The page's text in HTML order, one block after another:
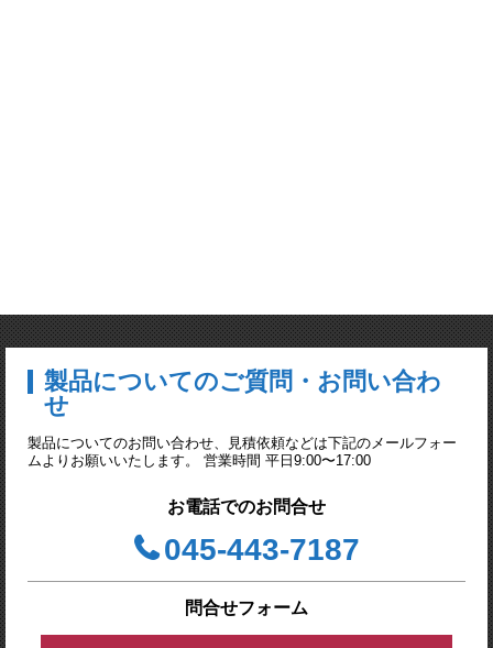
製品についてのご質問・お問い合わ
せ
製品についてのお問い合わせ、見積依頼などは下記のメールフォー
ムよりお願いいたします。 営業時間 平日9:00〜17:00
お電話でのお問合せ
045-443-7187
問合せフォーム